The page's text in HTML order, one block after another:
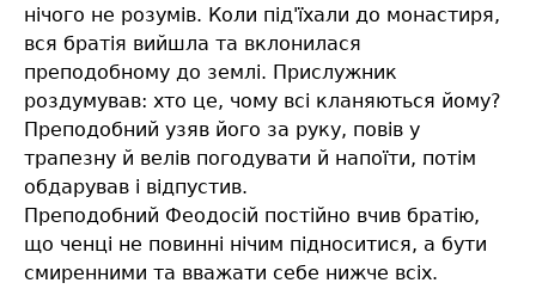
нічого не розумів. Коли під'їхали до монастиря,
вся братія вийшла та вклонилася
преподобному до землі. Прислужник
роздумував: хто це, чому всі кланяються йому?
Преподобний узяв його за руку, повів у
трапезну й велів погодувати й напоїти, потім
обдарував і відпустив.
Преподобний Феодосій постійно вчив братію,
що ченці не повинні нічим підноситися, а бути
смиренними та вважати себе нижче всіх.